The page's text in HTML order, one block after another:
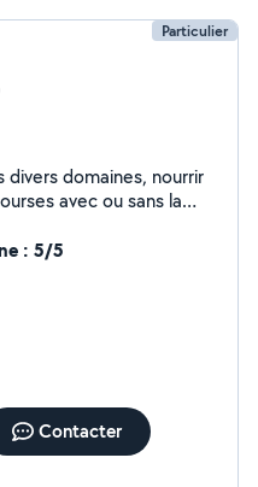
Particulier
domaines, nourrir
avec ou sans la
un peu de jardinage...
: 5/5
Contacter